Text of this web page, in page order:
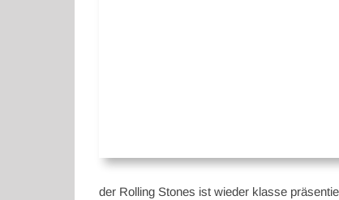
der Rolling Stones ist wieder klasse